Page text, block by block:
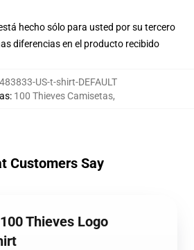
hecho sólo para usted por su tercero
diferencias en el producto recibido
US-t-shirt-DEFAULT
: 100 Thieves Camisetas,
Customers Say
Thieves Logo